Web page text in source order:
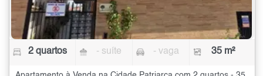
2 quartos - suíte - vaga 35 m²